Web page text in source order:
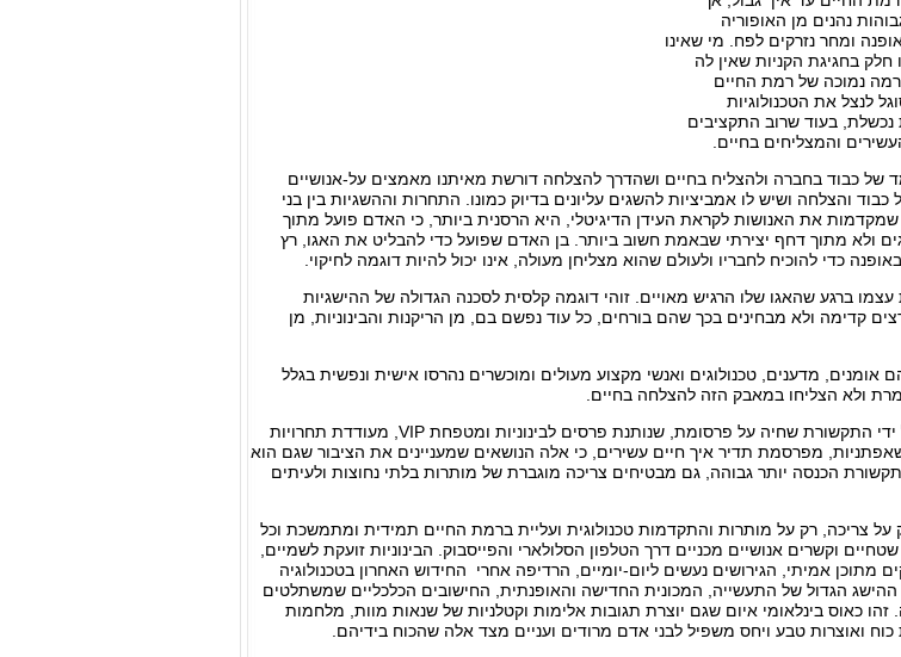
נהנים מן האופוריה
ומחר נזרקים לפח. מי שאינו
חלק בחגיגת הקניות שאין לה
נמוכה של רמת החיים
לנצל את הטכנולוגיות
נכשלת, בעוד שרוב התקציבים
והמצליחים בחיים.
של כבוד בחברה ולהצליח בחיים ושהדרך להצלחה דורשת מאיתנו מאמצים על-אנושיים
והצלחה ושיש לו אמביציות להשגים עליונים בדיוק כמונו. התחרות וההשגיות בין בני
את האנושות לקראת העידן הדיגיטלי, היא הרסנית ביותר, כי האדם פועל מתוך
ולא מתוך דחף יצירתי שבאמת חשוב ביותר. בן האדם שפועל כדי להבליט את האגו, רץ
כדי להוכיח לחבריו ולעולם שהוא מצליחן מעולה, אינו יכול להיות דוגמה לחיקוי.
ברגע שהאגו שלו הרגיש מאויים. זוהי דוגמה קלסית לסכנה הגדולה של ההישגיות
קדימה ולא מבחינים בכך שהם בורחים, כל עוד נפשם בם, מן הריקנות והבינוניות, מן
אומנים, מדענים, טכנולוגים ואנשי מקצוע מעולים ומוכשרים נהרסו אישית ונפשית בגלל
ולא הצליחו במאבק הזה להצלחה בחיים.
פולחן הערצת המפורסמים, שמטופחת על ידי התקשורת שחיה על פרסומת, שנותנת פרסים לבינוניות ומטפחת VIP, מעודדת תחרויות
שאפתניות, מפרסמת תדיר איך חיים עשירים, כי אלה הנושאים שמעניינים את הציבור שגם הוא
הכנסה יותר גבוהה, גם מבטיחים צריכה מוגברת של מותרות בלתי נחוצות ולעיתים
צריכה, רק על מותרות והתקדמות טכנולוגית ועליית ברמת החיים תמידית ומתמשכת וכל
וקשרים אנושיים מכניים דרך הטלפון הסלולארי והפייסבוק. הבינוניות זועקת לשמיים,
מתוכן אמיתי, הגירושים נעשים ליום-יומיים, הרדיפה אחרי החידוש האחרון בטכנולוגיה
ההישג הגדול של התעשייה, המכונית החדישה והאופנתית, החישובים הכלכליים שמשתלטים
זהו כאוס בינלאומי איום שגם יוצרת תגובות אלימות וקטלניות של שנאות מוות, מלחמות
ואוצרות טבע ויחס משפיל לבני אדם מרודים ועניים מצד אלה שהכוח בידיהם.